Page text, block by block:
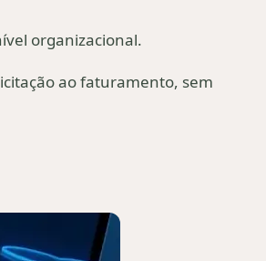
organizacional.
ao faturamento, sem